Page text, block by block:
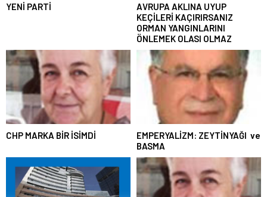
YENİ PARTİ
AVRUPA AKLINA UYUP
KEÇİLERİ KAÇIRIRSANIZ
ORMAN YANGINLARINI
ÖNLEMEK OLASI OLMAZ
CHP MARKA BİR İSİMDİ
EMPERYALİZM: ZEYTİNYAĞI ve
BASMA